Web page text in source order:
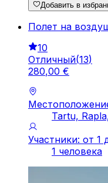
Добавить в
Полет на
10
Отличный(13)
280,00 €
Tartu,
Участники: от 1
1 человека